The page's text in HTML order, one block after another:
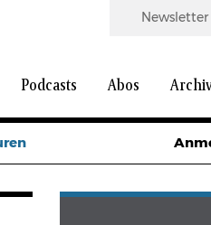
Newsletter
Podcasts Abos